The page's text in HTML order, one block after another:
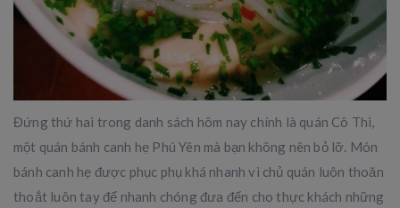
Đứng thứ hai trong danh sách hôm nay chính là quán Cô Thi,
một quán bánh canh hẹ Phú Yên mà bạn không nên bỏ lỡ. Món
bánh canh hẹ được phục phụ khá nhanh vì chủ quán luôn thoăn
thoắt luôn tay để nhanh chóng đưa đến cho thực khách những